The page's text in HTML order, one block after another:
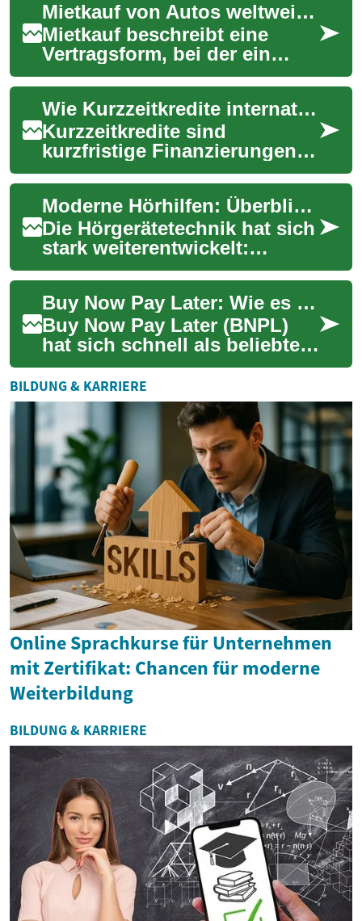
Mietkauf von Autos weltweit: So funktionieren Zahlungspläne und Rechte
Mietkauf beschreibt eine
Vertragsform, bei der ein
Fahrzeug zunächst gemietet
und durch fortlaufende
Zahlungen später...
Wie Kurzzeitkredite international funktionieren
Kurzzeitkredite sind
kurzfristige Finanzierungen,
die in vielen Ländern
unterschiedlich reguliert und
angeboten werde...
Moderne Hörhilfen: Überblick zu Technik, Typen und Kosten
Die Hörgerätetechnik hat sich
stark weiterentwickelt:
moderne Hörhilfen liefern
bessere Klangqualität,
automatische A...
Buy Now Pay Later: Wie es Smartphone-Käufe verändert
Buy Now Pay Later (BNPL)
hat sich schnell als beliebte
Zahlungsoption für Online-
und Smartphone-Käufe
etabliert. Hän...
BILDUNG & KARRIERE
Online Sprachkurse für Unternehmen
mit Zertifikat: Chancen für moderne
Weiterbildung
BILDUNG & KARRIERE